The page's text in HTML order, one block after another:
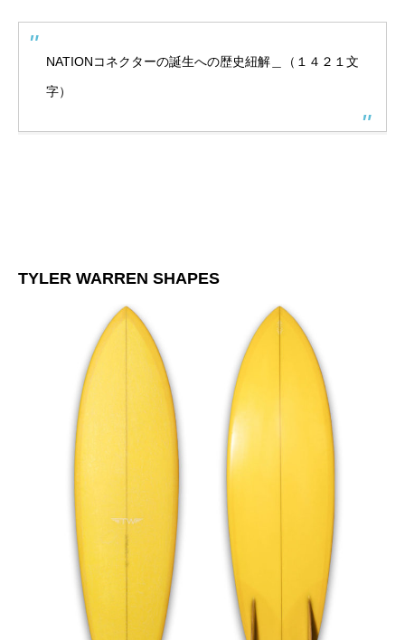
NATIONコネクターの誕生への歴史紐解＿（１４２１文
字）
TYLER WARREN SHAPES